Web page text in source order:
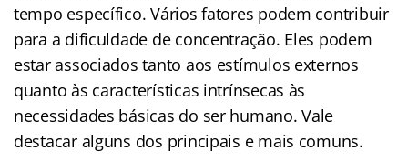
tempo específico. Vários fatores podem contribuir
para a dificuldade de concentração. Eles podem
estar associados tanto aos estímulos externos
quanto às características intrínsecas às
necessidades básicas do ser humano. Vale
destacar alguns dos principais e mais comuns.